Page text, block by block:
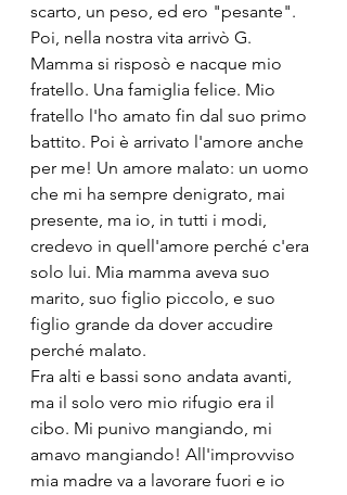
scarto, un peso, ed ero "pesante".
Poi, nella nostra vita arrivò G.
Mamma si risposò e nacque mio
fratello. Una famiglia felice. Mio
fratello l'ho amato fin dal suo primo
battito. Poi è arrivato l'amore anche
per me! Un amore malato: un uomo
che mi ha sempre denigrato, mai
presente, ma io, in tutti i modi,
credevo in quell'amore perché c'era
solo lui. Mia mamma aveva suo
marito, suo figlio piccolo, e suo
figlio grande da dover accudire
perché malato.
Fra alti e bassi sono andata avanti,
ma il solo vero mio rifugio era il
cibo. Mi punivo mangiando, mi
amavo mangiando! All'improvviso
mia madre va a lavorare fuori e io